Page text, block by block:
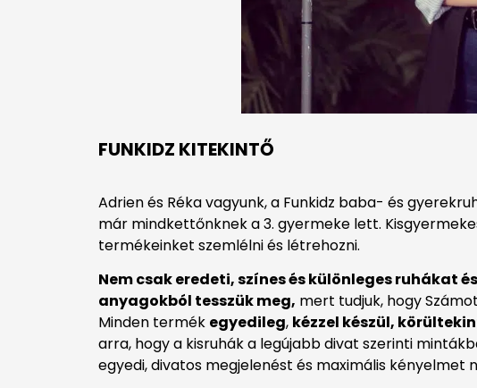
FUNKIDZ KITEKINTŐ
Adrien és Réka vagyunk, a Funkidz baba- és
már mindkettőnknek a 3. gyermeke lett.
termékeinket szemlélni és létrehozni.
Nem csak eredeti, színes és különleges ruhákat
anyagokból tesszük meg, mert tudjuk, hogy
Minden termék egyedileg, kézzel készül,
arra, hogy a kisruhák a legújabb divat szerinti
egyedi, divatos megjelenést és maximális kényelmet